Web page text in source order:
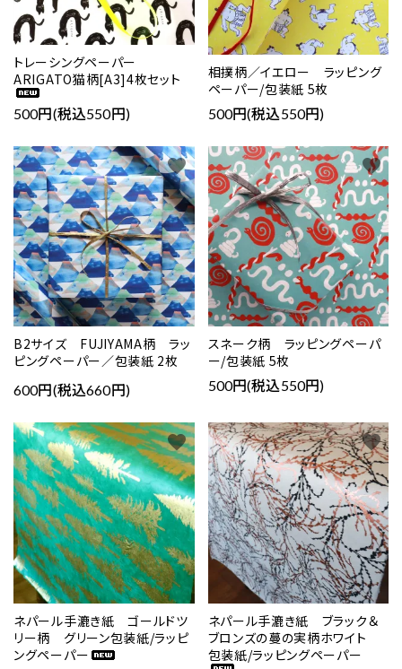
トレーシングペーパー
ARIGATO猫柄[A3]4枚セット
500円(税込550円)
相撲柄／イエロー ラッピング
ペーパー/包装紙 5枚
500円(税込550円)
B2サイズ FUJIYAMA柄 ラッ
ピングペーパー／包装紙 2枚
600円(税込660円)
favorite
スネーク柄 ラッピングペーパ
ー/包装紙 5枚
500円(税込550円)
favorite
ネパール手漉き紙 ゴールドツ
リー柄 グリーン包装紙/ラッピ
ングペーパー
favorite
ネパール手漉き紙 ブラック＆
ブロンズの蔓の実柄ホワイト
包装紙/ラッピングペーパー
favorite